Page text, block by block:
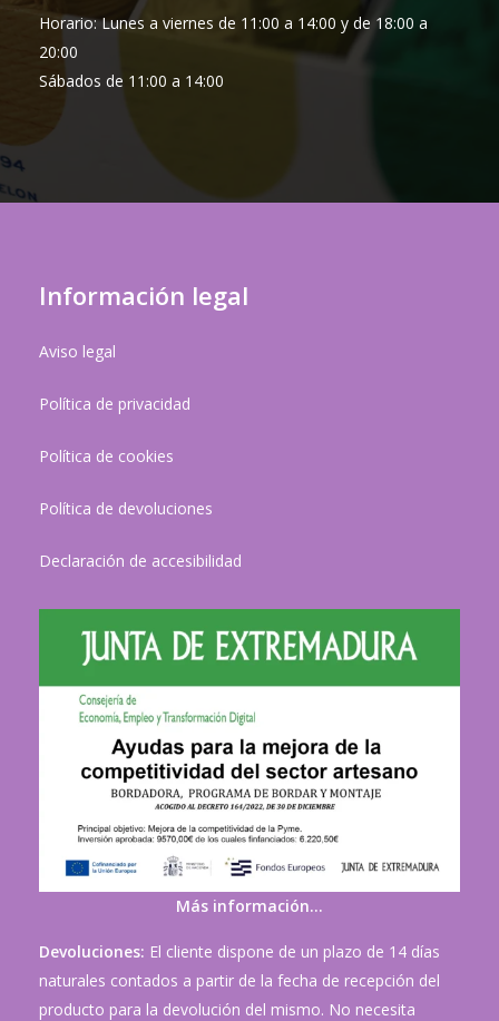
Horario: Lunes a viernes de 11:00 a 14:00 y de 18:00 a
20:00
Sábados de 11:00 a 14:00
Información legal
Aviso legal
Política de privacidad
Política de cookies
Política de devoluciones
Declaración de accesibilidad
Más información…
Devoluciones: El cliente dispone de un plazo de 14 días
naturales contados a partir de la fecha de recepción del
producto para la devolución del mismo. No necesita